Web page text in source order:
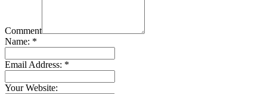
Comment
Name: *
Email Address: *
Your Website: